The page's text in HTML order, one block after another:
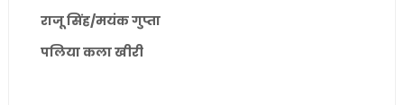
राजू सिंह/मयंक गुप्ता
पलिया कला खीरी